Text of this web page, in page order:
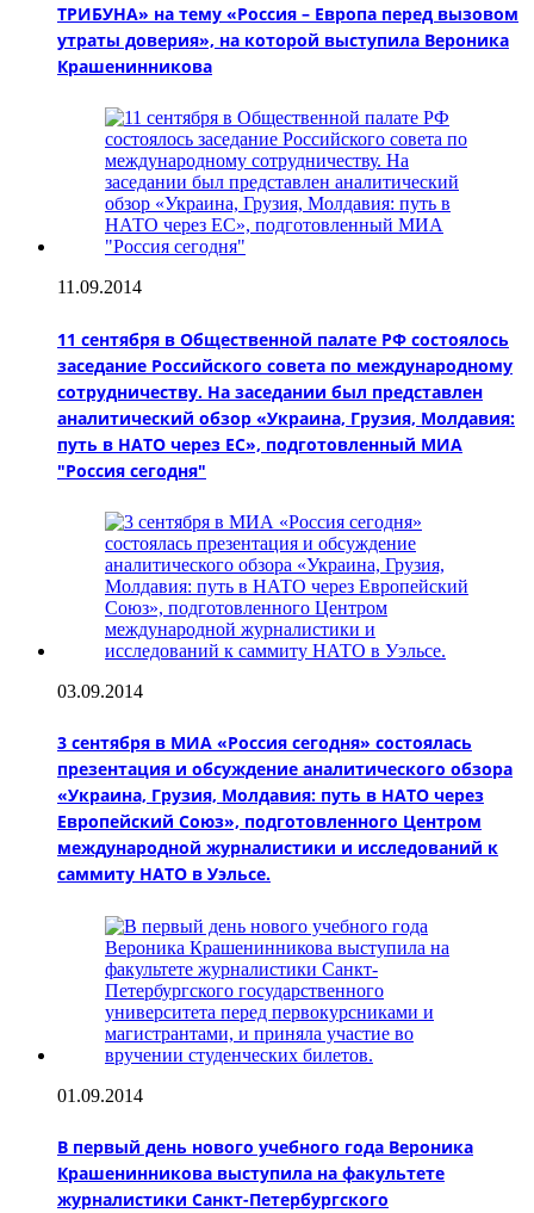
ТРИБУНА» на тему «Россия – Европа перед вызовом
утраты доверия», на которой выступила Вероника
Крашенинникова
11.09.2014
11 сентября в Общественной палате РФ состоялось
заседание Российского совета по международному
сотрудничеству. На заседании был представлен
аналитический обзор «Украина, Грузия, Молдавия:
путь в НАТО через ЕC», подготовленный МИА
"Россия сегодня"
03.09.2014
3 сентября в МИА «Россия сегодня» состоялась
презентация и обсуждение аналитического обзора
«Украина, Грузия, Молдавия: путь в НАТО через
Европейский Союз», подготовленного Центром
международной журналистики и исследований к
саммиту НАТО в Уэльсе.
01.09.2014
В первый день нового учебного года Вероника
Крашенинникова выступила на факультете
журналистики Санкт-Петербургского